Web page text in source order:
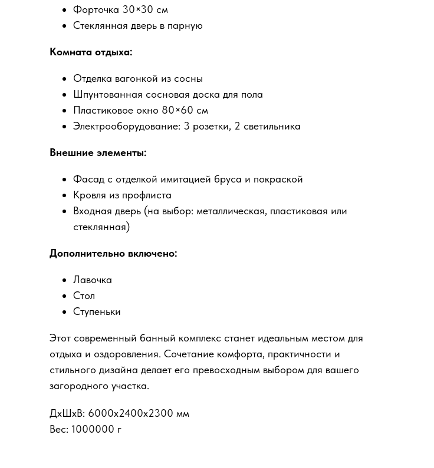
Форточка 30×30 см
Стеклянная дверь в парную
Комната отдыха:
Отделка вагонкой из сосны
Шпунтованная сосновая доска для пола
Пластиковое окно 80×60 см
Электрооборудование: 3 розетки, 2 светильника
Внешние элементы:
Фасад с отделкой имитацией бруса и покраской
Кровля из профлиста
Входная дверь (на выбор: металлическая, пластиковая или
стеклянная)
Дополнительно включено:
Лавочка
Стол
Ступеньки
Этот современный банный комплекс станет идеальным местом для
отдыха и оздоровления. Сочетание комфорта, практичности и
стильного дизайна делает его превосходным выбором для вашего
загородного участка.
ДxШxВ: 6000x2400x2300 мм
Вес: 1000000 г